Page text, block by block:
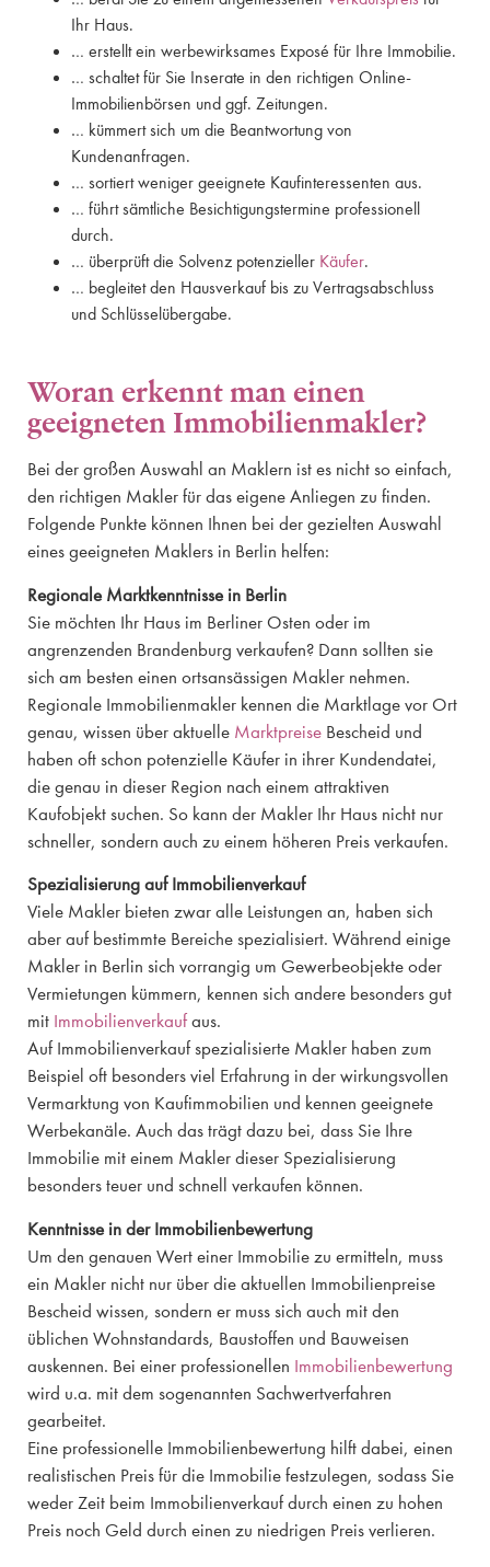
Ihr Haus.
… erstellt ein werbewirksames Exposé für Ihre Immobilie.
… schaltet für Sie Inserate in den richtigen Online-
Immobilienbörsen und ggf. Zeitungen.
… kümmert sich um die Beantwortung von
Kundenanfragen.
… sortiert weniger geeignete Kaufinteressenten aus.
… führt sämtliche Besichtigungstermine professionell
durch.
… überprüft die Solvenz potenzieller Käufer.
… begleitet den Hausverkauf bis zu Vertragsabschluss
und Schlüsselübergabe.
Woran erkennt man einen
geeigneten Immobilienmakler?
Bei der großen Auswahl an Maklern ist es nicht so einfach,
den richtigen Makler für das eigene Anliegen zu finden.
Folgende Punkte können Ihnen bei der gezielten Auswahl
eines geeigneten Maklers in Berlin helfen:
Regionale Marktkenntnisse in Berlin
Sie möchten Ihr Haus im Berliner Osten oder im
angrenzenden Brandenburg verkaufen? Dann sollten sie
sich am besten einen ortsansässigen Makler nehmen.
Regionale Immobilienmakler kennen die Marktlage vor Ort
genau, wissen über aktuelle Marktpreise Bescheid und
haben oft schon potenzielle Käufer in ihrer Kundendatei,
die genau in dieser Region nach einem attraktiven
Kaufobjekt suchen. So kann der Makler Ihr Haus nicht nur
schneller, sondern auch zu einem höheren Preis verkaufen.
Spezialisierung auf Immobilienverkauf
Viele Makler bieten zwar alle Leistungen an, haben sich
aber auf bestimmte Bereiche spezialisiert. Während einige
Makler in Berlin sich vorrangig um Gewerbeobjekte oder
Vermietungen kümmern, kennen sich andere besonders gut
mit Immobilienverkaufaus.
Auf Immobilienverkauf spezialisierte Makler haben zum
Beispiel oft besonders viel Erfahrung in der wirkungsvollen
Vermarktung von Kaufimmobilien und kennen geeignete
Werbekanäle. Auch das trägt dazu bei, dass Sie Ihre
Immobilie mit einem Makler dieser Spezialisierung
besonders teuer und schnell verkaufen können.
Kenntnisse in der Immobilienbewertung
Um den genauen Wert einer Immobilie zu ermitteln, muss
ein Makler nicht nur über die aktuellen Immobilienpreise
Bescheid wissen, sondern er muss sich auch mit den
üblichen Wohnstandards, Baustoffen und Bauweisen
auskennen. Bei einer professionellen Immobilienbewertung
wird u.a. mit dem sogenannten Sachwertverfahren
gearbeitet.
Eine professionelle Immobilienbewertung hilft dabei, einen
realistischen Preis für die Immobilie festzulegen, sodass Sie
weder Zeit beim Immobilienverkauf durch einen zu hohen
Preis noch Geld durch einen zu niedrigen Preis verlieren.